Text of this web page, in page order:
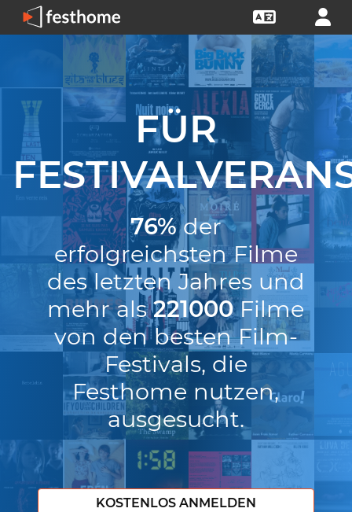
FÜR
76%der
erfolgreichsten Filme
des letzten Jahres und
mehr als221000Filme
von den besten Film-
Festivals, die
Festhome nutzen,
ausgesucht.
KOSTENLOS ANMELDEN